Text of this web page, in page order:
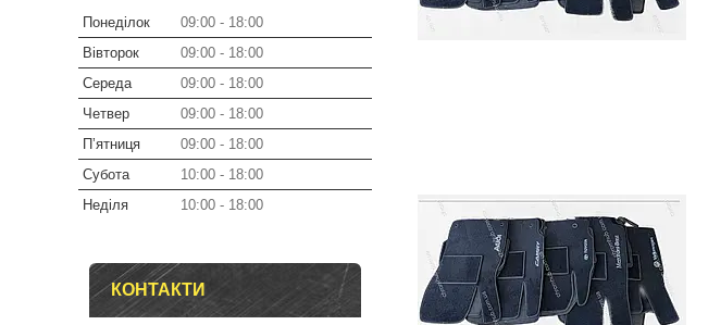
Понеділок 09:00
18:00
Вівторок
09:00
18:00
Середа
09:00
18:00
Четвер
09:00
18:00
Пʼятниця
09:00
18:00
Субота
10:00
18:00
Неділя
10:00 18:00
КОНТАКТИ